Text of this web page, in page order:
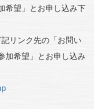
希望」とお申し込み下
リンク先の「お問い
加希望」とお申し込み